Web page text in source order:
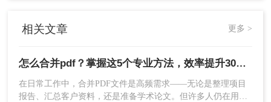
4、点击右上角“合并”按钮，系统自动处理
5、生成新文件后，使用“文件”-“另存为”保存
相关文章 更多 >
怎么合并pdf？掌握这5个专业方法，效率提升300%！
在日常工作中，合并PDF文件是高频需求——无论是整理项目
报告、汇总客户资料，还是准备学术论文。但许多人仍在用低